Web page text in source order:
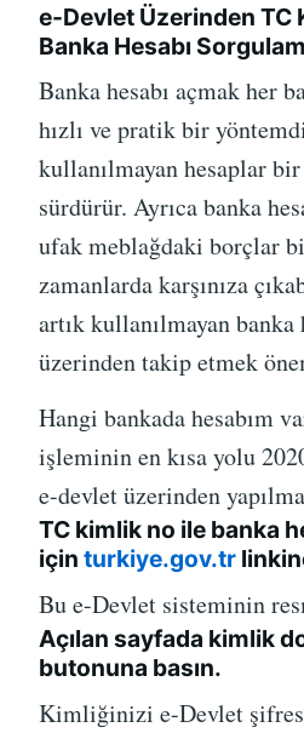
e-Devlet Üzerinden TC
Banka Hesabı
Banka hesabı açmak her
hızlı ve pratik bir
kullanılmayan hesaplar
sürdürür. Ayrıca banka
ufak meblağdaki borçlar
zamanlarda karşınıza
artık kullanılmayan banka
üzerinden takip etmek
Hangi bankada hesabım
işleminin en kısa yolu
e-devlet üzerinden
TC kimlik no ile banka
için turkiye.gov.tr
Bu e-Devlet sisteminin
Açılan sayfada kimlik
butonuna basın.
Kimliğinizi e-Devlet